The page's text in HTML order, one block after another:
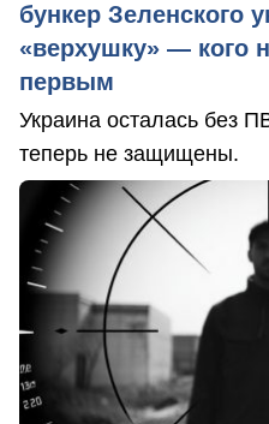
бункер Зеленского
«верхушку» — кого
первым
Украина осталась без
теперь не защищены.